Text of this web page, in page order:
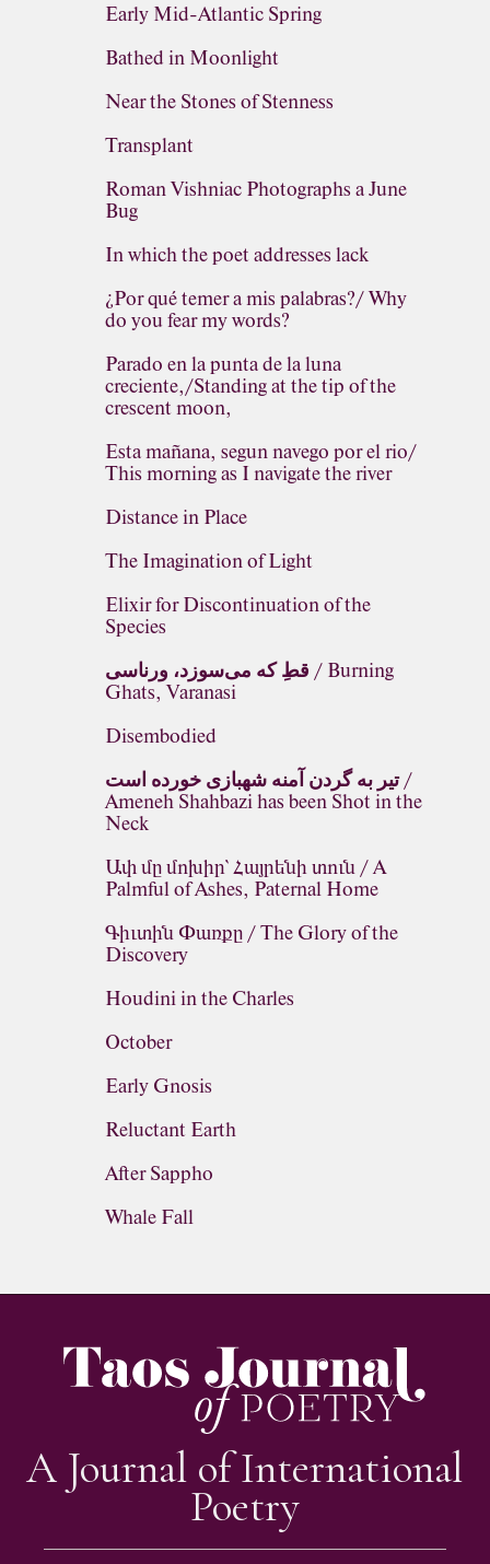
Early Mid-Atlantic Spring
Bathed in Moonlight
Near the Stones of Stenness
Transplant
Roman Vishniac Photographs a June
Bug
In which the poet addresses lack
¿Por qué temer a mis palabras?/ Why
do you fear my words?
Parado en la punta de la luna
creciente,/Standing at the tip of the
crescent moon,
Esta mañana, segun navego por el rio/
This morning as I navigate the river
Distance in Place
The Imagination of Light
Elixir for Discontinuation of the
Species
قطِ که می‌سوزد، ورناسی / Burning
Ghats, Varanasi
Disembodied
تیر به گردن آمنه شهبازی خورده است /
Ameneh Shahbazi has been Shot in the
Neck
Ափ մը մոխիր՝ Հայրենի տուն / A
Palmful of Ashes, Paternal Home
Գիւտին Փառքը / The Glory of the
Discovery
Houdini in the Charles
October
Early Gnosis
Reluctant Earth
After Sappho
Whale Fall
A Journal of International
Poetry